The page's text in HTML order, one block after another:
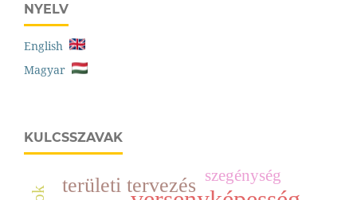
NYELV
English
Magyar
KULCSSZAVAK
területi tervezés szegénység